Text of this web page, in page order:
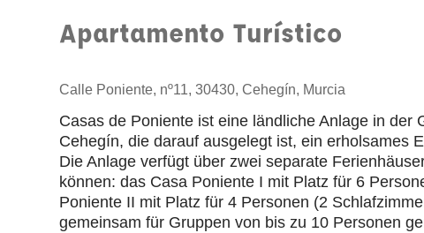
Apartamento Turístico
Calle Poniente, nº11, 30430, Cehegín, Murcia
Casas de Poniente ist eine ländliche Anlage in der
Cehegín, die darauf ausgelegt ist, ein erholsames
Die Anlage verfügt über zwei separate
können: das Casa Poniente I mit Platz für 6
Poniente II mit Platz für 4 Personen (2
gemeinsam für Gruppen von bis zu 10 Personen